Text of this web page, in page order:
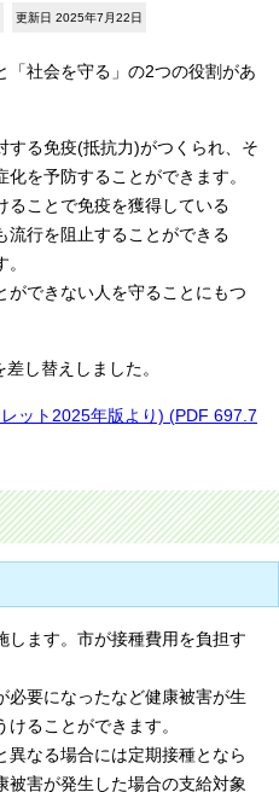
更新日 2025年7月22日
「社会を守る」の2つの役割があ
する免疫(抵抗力)がつくられ、そ
を予防することができます。
ることで免疫を獲得している
流行を阻止することができる
ができない人を守ることにもつ
し替えしました。
ット2025年版より) (PDF 697.7
します。市が接種費用を負担す
必要になったなど健康被害が生
ることができます。
異なる場合には定期接種となら
被害が発生した場合の支給対象